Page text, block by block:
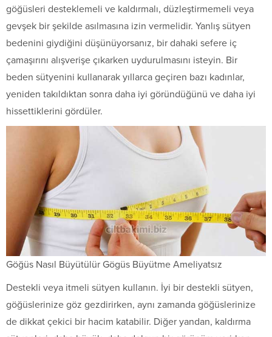
göğüsleri desteklemeli ve kaldırmalı, düzleştirmemeli veya
gevşek bir şekilde asılmasına izin vermelidir. Yanlış sütyen
bedenini giydiğini düşünüyorsanız, bir dahaki sefere iç
çamaşırını alışverişe çıkarken uydurulmasını isteyin. Bir
beden sütyenini kullanarak yıllarca geçiren bazı kadınlar,
yeniden takıldıktan sonra daha iyi göründüğünü ve daha iyi
hissettiklerini gördüler.
Göğüs Nasıl Büyütülür Gögüs Büyütme Ameliyatsız
Destekli veya itmeli sütyen kullanın. İyi bir destekli sütyen,
göğüslerinize göz gezdirirken, aynı zamanda göğüslerinize
de dikkat çekici bir hacim katabilir. Diğer yandan, kaldırma